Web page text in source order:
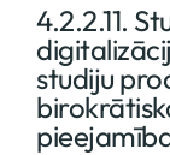
4.2.2.11.
studiju